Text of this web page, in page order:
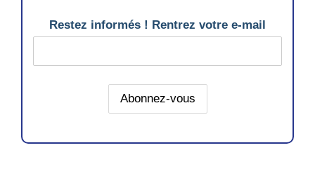
Restez informés ! Rentrez votre e-mail